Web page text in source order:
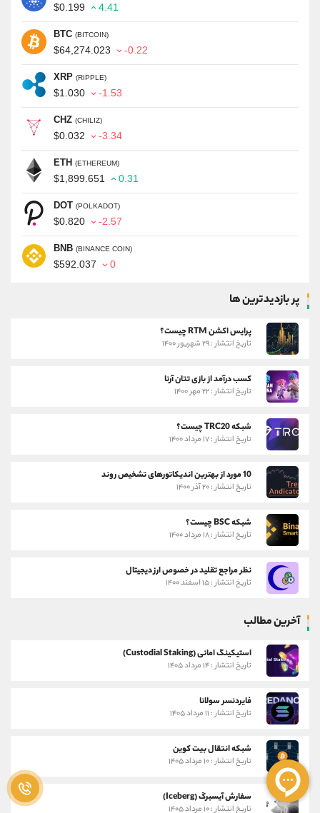
$0.199 4.41
BTC (BITCOIN)
$64,274.023 -0.22
XRP (RIPPLE)
$1.030 -1.53
CHZ (CHILIZ)
$0.032 -3.34
ETH (ETHEREUM)
$1,899.651 0.31
DOT (POLKADOT)
$0.820 -2.57
BNB (BINANCE COIN)
$592.037 0
پر بازدیدترین ها
پرایس اکشن RTM چیست؟
تاریخ انتشار : ۲۹ شهریور ۱۴۰۰
کسب درآمد از بازی تتان آرنا
تاریخ انتشار : ۲۲ مهر ۱۴۰۰
شبکه TRC20 چیست؟
تاریخ انتشار : ۱۷ مرداد ۱۴۰۰
10 مورد از بهترین اندیکاتورهای تشخیص روند
تاریخ انتشار : ۲۰ آذر ۱۴۰۰
شبکه BSC چیست؟
تاریخ انتشار : ۱۸ مرداد ۱۴۰۰
نظر مراجع تقلید در خصوص ارز دیجیتال
تاریخ انتشار : ۱۵ اسفند ۱۴۰۰
آخرین مطالب
استیکینگ امانی (Custodial Staking)
تاریخ انتشار : ۱۴ مرداد ۱۴۰۵
فایردنسر سولانا
تاریخ انتشار : ۱۱ مرداد ۱۴۰۵
شبکه انتقال بیت کوین
تاریخ انتشار : ۱۰ مرداد ۱۴۰۵
سفارش آیسبرگ (Iceberg)
تاریخ انتشار : ۱۰ مرداد ۱۴۰۵